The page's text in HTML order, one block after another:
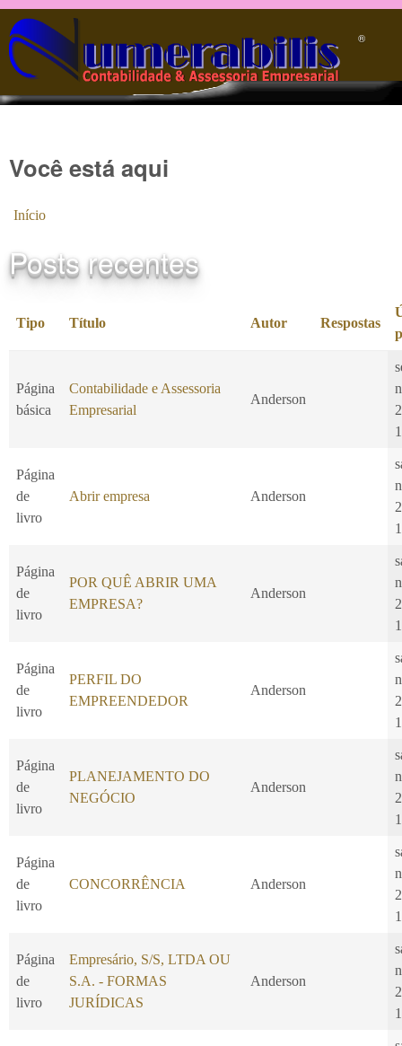
Pular para o conteúdo principal
®️
Você está aqui
Início
Posts recentes
Tipo Título Autor Respostas
Página
básica
Contabilidade e Assessoria
Empresarial
Anderson
Página
de
livro
Abrir empresa Anderson
Página
de
livro
POR QUÊ ABRIR UMA
EMPRESA?
Anderson
Página
de
livro
PERFIL DO
EMPREENDEDOR
Anderson
Página
de
livro
PLANEJAMENTO DO
NEGÓCIO
Anderson
Página
de
livro
CONCORRÊNCIA Anderson
Página
de
livro
Empresário, S/S, LTDA OU
S.A. - FORMAS
JURÍDICAS
Anderson